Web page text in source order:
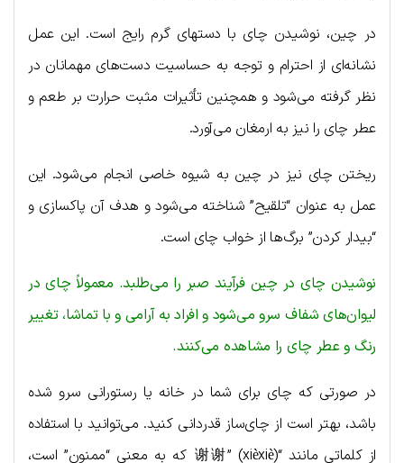
در چین، نوشیدن چای با دستهای گرم رایج است. این عمل
نشانه‌ای از احترام و توجه به حساسیت دست‌های مهمانان در
نظر گرفته می‌شود و همچنین تأثیرات مثبت حرارت بر طعم و
عطر چای را نیز به ارمغان می‌آورد.
ریختن چای نیز در چین به شیوه خاصی انجام می‌شود. این
عمل به عنوان “تلقیح” شناخته می‌شود و هدف آن پاکسازی و
“بیدار کردن” برگ‌ها از خواب چای است.
نوشیدن چای در چین فرآیند صبر را می‌طلبد. معمولاً چای در
لیوان‌های شفاف سرو می‌شود و افراد به آرامی و با تماشا، تغییر
رنگ و عطر چای را مشاهده می‌کنند.
در صورتی که چای برای شما در خانه یا رستورانی سرو شده
باشد، بهتر است از چای‌ساز قدردانی کنید. می‌توانید با استفاده
از کلماتی مانند “谢谢” (xièxiè) که به معنی “ممنون” است،